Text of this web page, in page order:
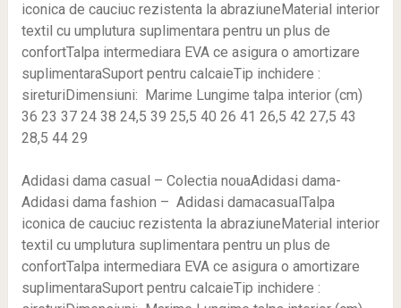
iconica de cauciuc rezistenta la abraziuneMaterial interior
textil cu umplutura suplimentara pentru un plus de
confortTalpa intermediara EVA ce asigura o amortizare
suplimentaraSuport pentru calcaieTip inchidere :
sireturiDimensiuni: Marime Lungime talpa interior (cm)
36 23 37 24 38 24,5 39 25,5 40 26 41 26,5 42 27,5 43
28,5 44 29
Adidasi dama casual – Colectia nouaAdidasi dama-
Adidasi dama fashion – Adidasi damacasualTalpa
iconica de cauciuc rezistenta la abraziuneMaterial interior
textil cu umplutura suplimentara pentru un plus de
confortTalpa intermediara EVA ce asigura o amortizare
suplimentaraSuport pentru calcaieTip inchidere :